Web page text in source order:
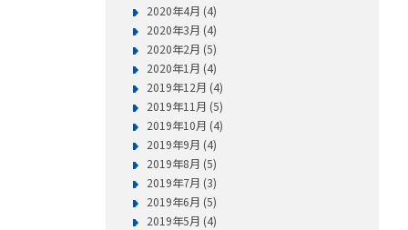
2020年4月 (4)
2020年3月 (4)
2020年2月 (5)
2020年1月 (4)
2019年12月 (4)
2019年11月 (5)
2019年10月 (4)
2019年9月 (4)
2019年8月 (5)
2019年7月 (3)
2019年6月 (5)
2019年5月 (4)